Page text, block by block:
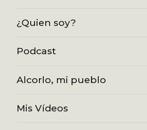
¿Quien soy?
Podcast
Alcorlo, mi pueblo
Mis Vídeos